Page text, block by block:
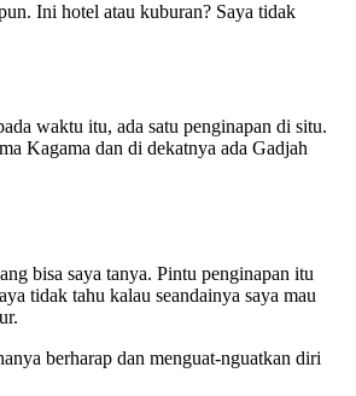
Ini hotel atau kuburan? Saya tidak
waktu itu, ada satu penginapan di situ.
Kagama dan di dekatnya ada Gadjah
bisa saya tanya. Pintu penginapan itu
tidak tahu kalau seandainya saya mau
berharap dan menguat-nguatkan diri